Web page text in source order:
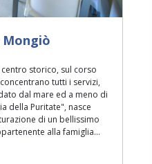
Mongiò
storico, sul corso
tutti i servizi,
dal mare ed a meno di
della Puritate", nasce
di un bellissimo
alla famiglia